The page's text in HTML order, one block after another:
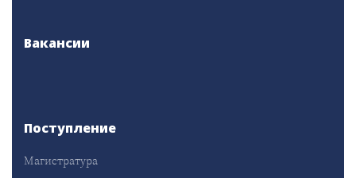
Вакансии
Поступление
Магистратура